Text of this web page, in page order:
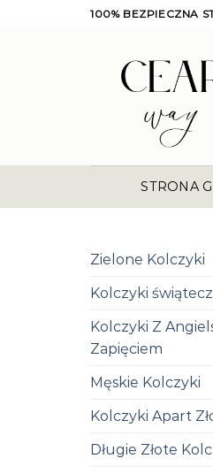
100% BEZPIECZNA
STRONA
Zielone Kolczyki
Kolczyki
Kolczyki Z
Zapięciem
Męskie Kolczyki
Kolczyki Apart
Długie Złote